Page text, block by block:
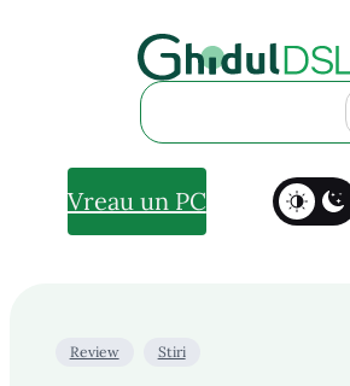
Search
Vreau un PC
Review Stiri